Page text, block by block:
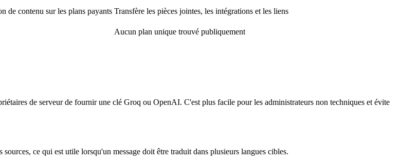
de contenu sur les plans payants Transfère les pièces jointes, les intégrations et les liens
Aucun plan unique trouvé publiquement
de serveur de fournir une clé Groq ou OpenAI. C'est plus facile pour les administrateurs non techniques et évite
ce qui est utile lorsqu'un message doit être traduit dans plusieurs langues cibles.